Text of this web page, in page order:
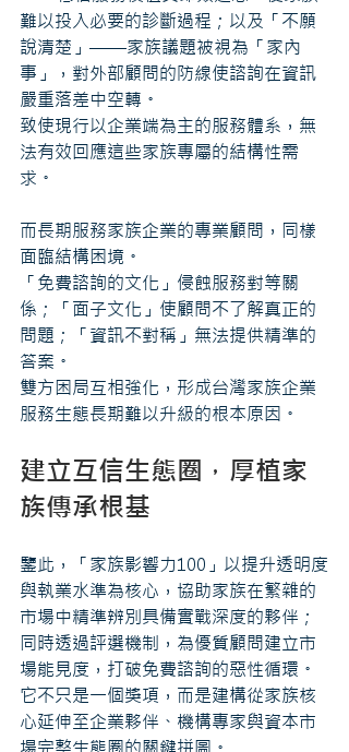
難以投入必要的診斷過程；以及「不願
說清楚」——家族議題被視為「家內
事」，對外部顧問的防線使諮詢在資訊
嚴重落差中空轉。
致使現行以企業端為主的服務體系，無
法有效回應這些家族專屬的結構性需
求。
而長期服務家族企業的專業顧問，同樣
面臨結構困境。
「免費諮詢的文化」侵蝕服務對等關
係；「面子文化」使顧問不了解真正的
問題；「資訊不對稱」無法提供精準的
答案。
雙方困局互相強化，形成台灣家族企業
服務生態長期難以升級的根本原因。
建立互信生態圈，厚植家
族傳承根基
鑒此，「家族影響力100」以提升透明度
與執業水準為核心，協助家族在繁雜的
市場中精準辨別具備實戰深度的夥伴；
同時透過評選機制，為優質顧問建立市
場能見度，打破免費諮詢的惡性循環。
它不只是一個獎項，而是建構從家族核
心延伸至企業夥伴、機構專家與資本市